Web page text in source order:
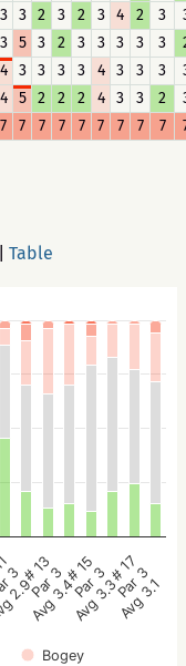
3 3 2 3 2 3 4 2 3
3 5 3 2 3 3 3 3 3
4 3 3 3 3 4 3 3 3
4 5 2 2 2 4 3 3 2
7 7 7 7 7 7 7 7 7
Table
Bogey
3
2.9
# 13
Par 3
Avg 3.4
# 15
Par 3
Avg 3.3
# 17
Par 3
Avg 3.1